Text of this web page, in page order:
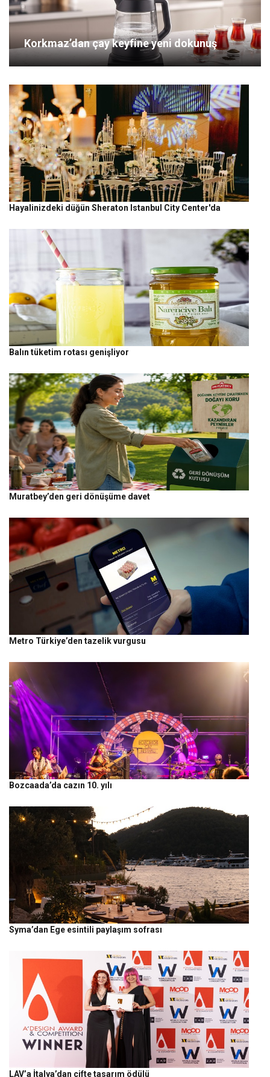
Korkmaz’dan çay keyfine yeni dokunuş
Hayalinizdeki düğün Sheraton Istanbul City Center'da
Balın tüketim rotası genişliyor
Muratbey’den geri dönüşüme davet
Metro Türkiye’den tazelik vurgusu
Bozcaada’da cazın 10. yılı
Syma’dan Ege esintili paylaşım sofrası
LAV’a İtalya’dan çifte tasarım ödülü